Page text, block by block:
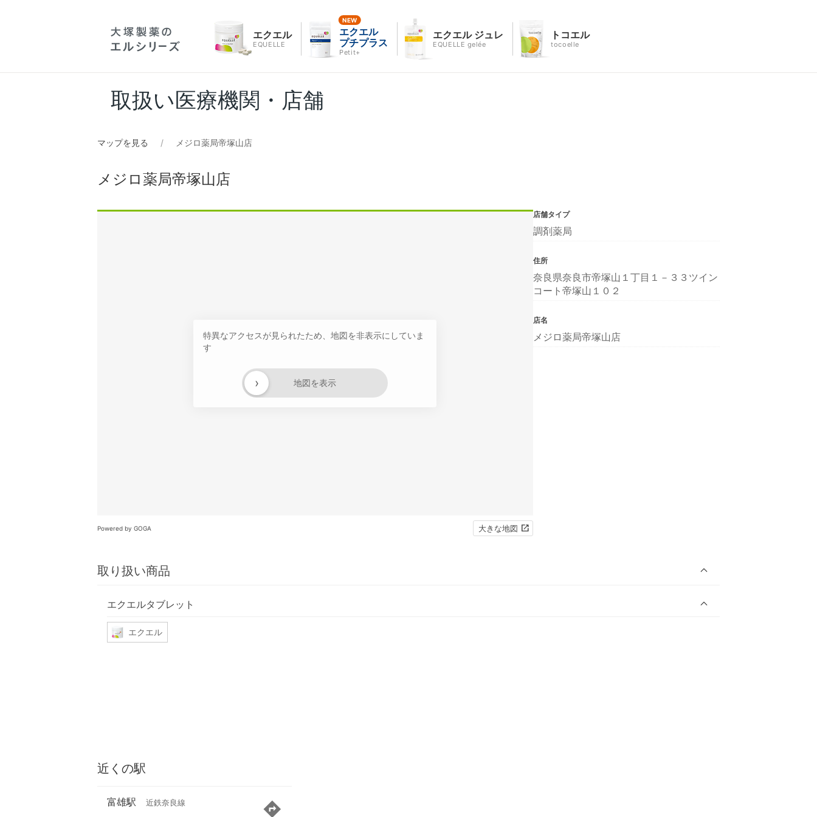
エクエル
EQUELLE
エクエル
プチプラス
Petit+
エクエル ジュレ
EQUELLE gelée
トコエル
tocoelle
取扱い医療機関・店舗
マップを見る メジロ薬局帝塚山店
メジロ薬局帝塚山店
特異なアクセスが見られたため、地図を非表示にしていま
す
地図を表示
›
Powered by GOGA 大きな地図
取り扱い商品
エクエルタブレット
エクエル
店舗タイプ
調剤薬局
住所
奈良県奈良市帝塚山１丁目１－３３ツイン
コート帝塚山１０２
店名
メジロ薬局帝塚山店
近くの駅
富雄駅 近鉄奈良線